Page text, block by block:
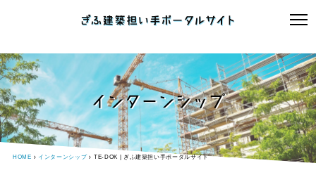
インターンシップ
HOME インターンシップ TE-DOK | ぎふ建築担い手ポータルサイト